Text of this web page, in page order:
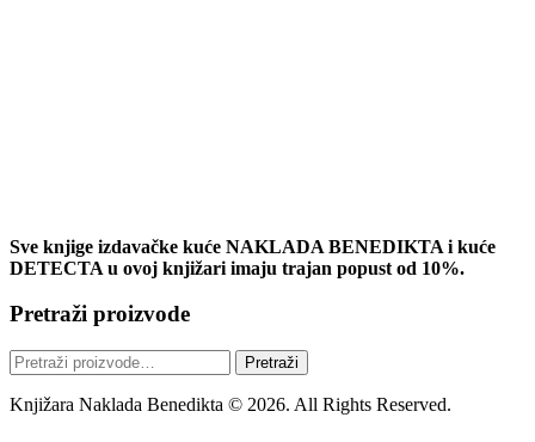
Sve knjige izdavačke kuće NAKLADA BENEDIKTA i kuće
DETECTA u ovoj knjižari imaju trajan popust od 10%.
Pretraži proizvode
Pretraži: Pretraži
Knjižara Naklada Benedikta © 2026. All Rights Reserved.